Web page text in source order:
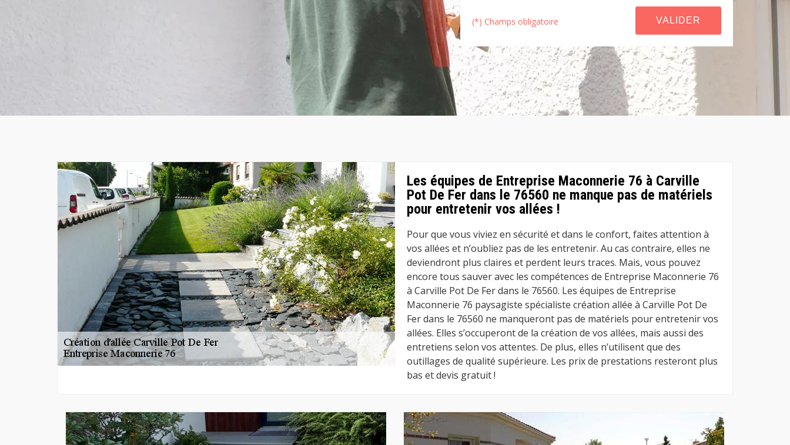
(*) Champs obligatoire
Les équipes de Entreprise Maconnerie 76 à Carville
Pot De Fer dans le 76560 ne manque pas de matériels
pour entretenir vos allées !
Pour que vous viviez en sécurité et dans le confort, faites attention à
vos allées et n’oubliez pas de les entretenir. Au cas contraire, elles ne
deviendront plus claires et perdent leurs traces. Mais, vous pouvez
encore tous sauver avec les compétences de Entreprise Maconnerie 76
à Carville Pot De Fer dans le 76560. Les équipes de Entreprise
Maconnerie 76 paysagiste spécialiste création allée à Carville Pot De
Fer dans le 76560 ne manqueront pas de matériels pour entretenir vos
allées. Elles s’occuperont de la création de vos allées, mais aussi des
entretiens selon vos attentes. De plus, elles n’utilisent que des
outillages de qualité supérieure. Les prix de prestations resteront plus
bas et devis gratuit !